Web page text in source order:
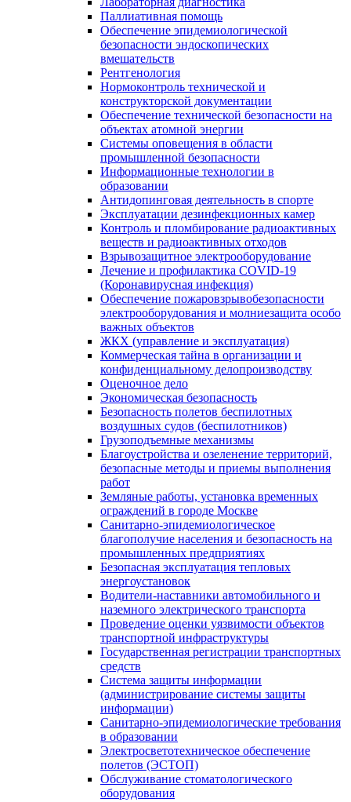
Паллиативная помощь
Обеспечение эпидемиологической
безопасности эндоскопических
вмешательств
Рентгенология
Нормоконтроль технической и
конструкторской документации
Обеспечение технической безопасности на
объектах атомной энергии
Системы оповещения в области
промышленной безопасности
Информационные технологии в
образовании
Антидопинговая деятельность в спорте
Эксплуатации дезинфекционных камер
Контроль и пломбирование радиоактивных
веществ и радиоактивных отходов
Взрывозащитное электрооборудование
Лечение и профилактика COVID-19
(Коронавирусная инфекция)
Обеспечение пожаровзрывобезопасности
электрооборудования и молниезащита особо
важных объектов
ЖКХ (управление и эксплуатация)
Коммерческая тайна в организации и
конфиденциальному делопроизводству
Оценочное дело
Экономическая безопасность
Безопасность полетов беспилотных
воздушных судов (беспилотников)
Грузоподъемные механизмы
Благоустройства и озеленение территорий,
безопасные методы и приемы выполнения
работ
Земляные работы, установка временных
ограждений в городе Москве
Санитарно-эпидемиологическое
благополучие населения и безопасность на
промышленных предприятиях
Безопасная эксплуатация тепловых
энергоустановок
Водители-наставники автомобильного и
наземного электрического транспорта
Проведение оценки уязвимости объектов
транспортной инфраструктуры
Государственная регистрации транспортных
средств
Система защиты информации
(администрирование системы защиты
информации)
Санитарно-эпидемиологические требования
в образовании
Электросветотехническое обеспечение
полетов (ЭСТОП)
Обслуживание стоматологического
оборудования